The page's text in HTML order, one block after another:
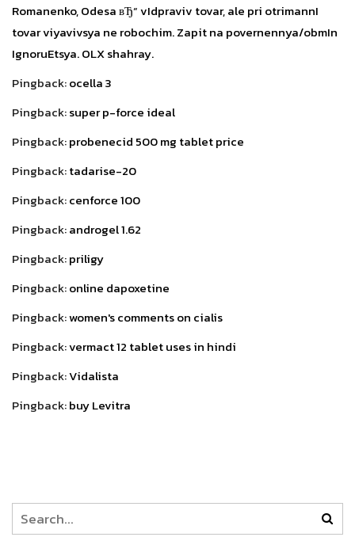
Romanenko, Odesa вЂ“ vIdpraviv tovar, ale pri otrimannI
tovar viyavivsya ne robochim. Zapit na povernennya/obmIn
IgnoruEtsya. OLX shahray.
Pingback:ocella 3
Pingback:super p-force ideal
Pingback:probenecid 500 mg tablet price
Pingback:tadarise-20
Pingback:cenforce 100
Pingback:androgel 1.62
Pingback:priligy
Pingback:online dapoxetine
Pingback:women's comments on cialis
Pingback:vermact 12 tablet uses in hindi
Pingback:Vidalista
Pingback:buy Levitra